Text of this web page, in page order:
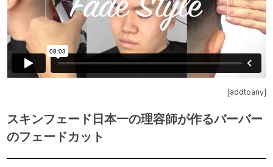
[addtoany]
スキンフェード日本一の理容師が作るバーバー
のフェードカット